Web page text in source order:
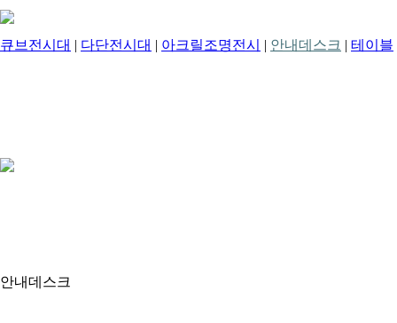
큐브전시대 | 다단전시대 | 아크릴조명전시 | 안내데스크 | 테이블
안내데스크